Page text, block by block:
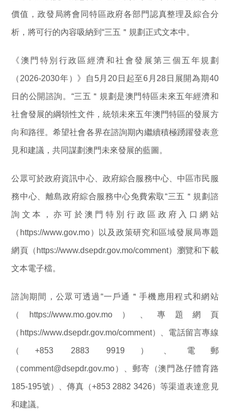
價值，政發局將會同特區政府各部門認真整理及綜合分
析，將可行的內容吸納到“三五＂規劃正式文本中。
《澳門特別行政區經濟和社會發展第三個五年規劃
（2026-2030年）》自5月20日起至6月28日展開為期40
日的公開諮詢。“三五＂規劃是澳門特區未來五年經濟和
社會發展的綱領性文件，統領未來五年澳門特區的發展方
向和路徑。希望社會各界在諮詢期內繼續積極踴躍發表意
見和建議，共同謀劃澳門未來發展的藍圖。
公眾可於政府資訊中心、政府綜合服務中心、中區市民服
務中心、離島政府綜合服務中心免費索取“三五＂規劃諮
詢文本，亦可於澳門特別行政區政府入口網站
（https://www.gov.mo）以及政策研究和區域發展局專題
網頁（https://www.dsepdr.gov.mo/comment）瀏覽和下載
文本電子檔。
諮詢期間，公眾可透過“一戶通＂手機應用程式和網站
（https://www.mo.gov.mo）、專題網頁
（https://www.dsepdr.gov.mo/comment）、電話留言專線
（+853 2883 9919）、電郵
（comment@dsepdr.gov.mo）、郵寄（澳門氹仔體育路
185-195號）、傳真（+853 2882 3426）等渠道表達意見
和建議。